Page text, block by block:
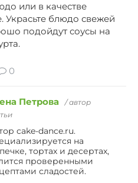
или в качестве
Украсьте блюдо свежей
подойдут соусы на
0
Петрова
/ автор
cake-dance.ru.
на
тортах и десертах,
проверенными
сладостей.